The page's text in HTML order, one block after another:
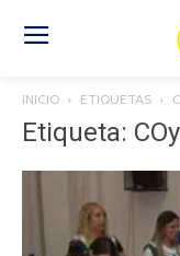
INICIO ETIQUETAS
Etiqueta: